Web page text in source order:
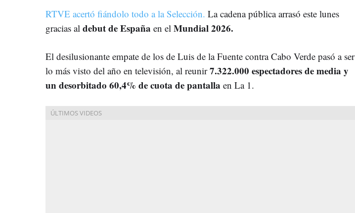
RTVE acertó fiándolo todo a la Selección. La cadena pública arrasó este lunes
gracias al debut de España en el Mundial 2026.
El desilusionante empate de los de Luis de la Fuente contra Cabo Verde pasó a ser
lo más visto del año en televisión, al reunir7.322.000 espectadores de media y
un desorbitado 60,4% de cuota de pantalla en La 1.